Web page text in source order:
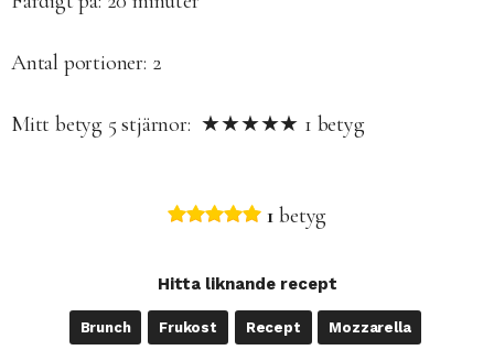
Antal portioner: 2
Mitt betyg 5stjärnor: ★★★★★ 1 betyg
1 betyg
Hitta liknande recept
Brunch Frukost Recept Mozzarella